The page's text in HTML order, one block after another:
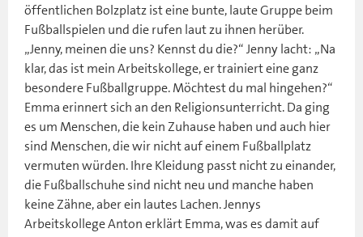
öffentlichen Bolzplatz ist eine bunte, laute Gruppe beim
Fußballspielen und die rufen laut zu ihnen herüber.
„Jenny, meinen die uns? Kennst du die?“ Jenny lacht: „Na
klar, das ist mein Arbeitskollege, er trainiert eine ganz
besondere Fußballgruppe. Möchtest du mal hingehen?“
Emma erinnert sich an den Religionsunterricht. Da ging
es um Menschen, die kein Zuhause haben und auch hier
sind Menschen, die wir nicht auf einem Fußballplatz
vermuten würden. Ihre Kleidung passt nicht zu einander,
die Fußballschuhe sind nicht neu und manche haben
keine Zähne, aber ein lautes Lachen. Jennys
Arbeitskollege Anton erklärt Emma, was es damit auf